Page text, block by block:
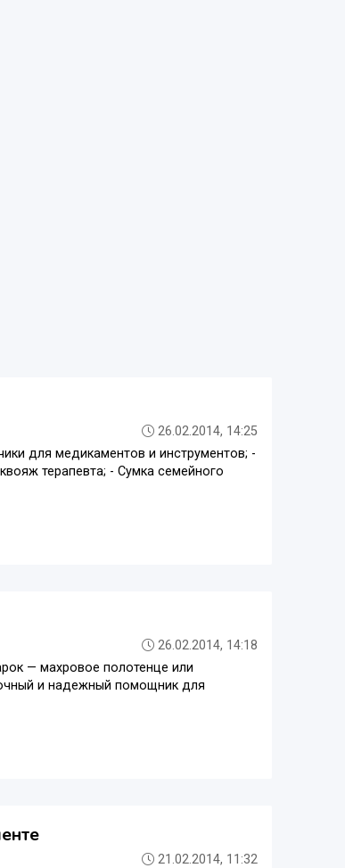
26.02.2014, 14:25
для медикаментов и инструментов; -
терапевта; - Сумка семейного
26.02.2014, 14:18
— махровое полотенце или
и надежный помощник для
21.02.2014, 11:32